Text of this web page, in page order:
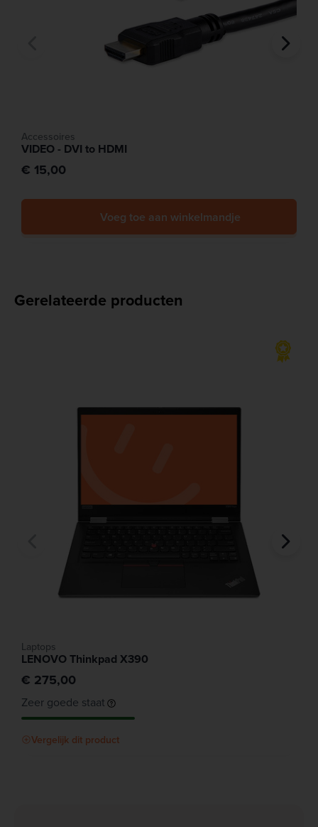
Accessoires
VIDEO - DVI to HDMI
€ 15,00
Voeg toe aan winkelmandje
Gerelateerde producten
Laptops
LENOVO Thinkpad X390
€ 275,00
Zeer goede staat
Vergelijk dit product